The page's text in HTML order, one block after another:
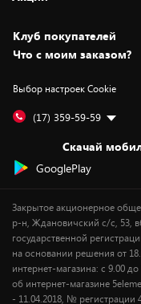
Новости
Статьи и обзоры
Вакансии
Дай пять добру!
Оплата и доставка
Безналичный расчёт
Обмен и возврат товара
Обработка
Подарочные карты
Установка техники
Для игровых консолей
Для мобильных устройств
Для компьютеров
Сервисные центры
Скидки и промокоды
Белорусские товары
Бонусы
Оплата частями
Новинки
Клуб покупателей
Что с моим заказом?
Выбор настроек Cookie
(17) 359-59-59
Скачай
GooglePlay
Закрытое акционерное
р-н, Ждановичский с/с, 53,
государственной
на основании решения от
интернет-магазина: с 9.00
об интернет-магазине
- 11.04.2018, № регистрации